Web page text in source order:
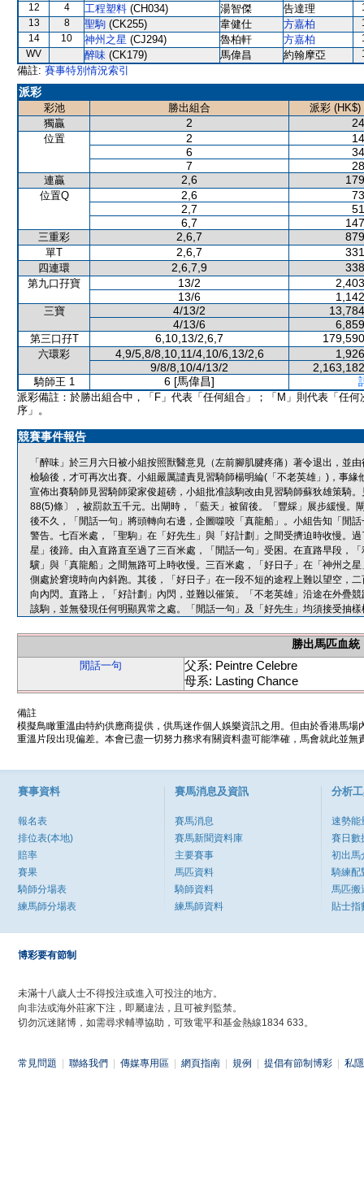
12
4 工程塑料 (CH034) 湯智傑 告達理
13
8 聖駒 (CK255) 韋健仕 方嘉柏
14
10 神州之星 (CJ294) 魯柏軒 方嘉柏
WV
醉味 (CK179) 馬偉昌 約翰摩亞
備註: 賽事特別情況索引
派彩
彩池 勝出組合
派彩 (HK$)
獨贏
2
位置 2
6
7
連贏 2,6
位置Q 2,6
2,7
6,7
三重彩 2,6,7
單T 2,6,7
四連環 2,6,7,9
第九口孖寶 13/2
13/6
三寶 4/13/2
4/13/6
第三口孖T 6,10,13/2,6,7
六環彩 4,9/5,8/8,10,11/4,10/6,13/2,6
9/8/8,10/4/13/2
騎師王 1 6 [馬偉昌]
派彩備註：於勝出組合中，「F」代表「任何組合」；「M」則代表「任何
序」。
競賽事件報告
「醉味」於三月六日被小組按照獸醫意見（左前腳肌腱疼痛）著令退出，並
檢驗後，才可再次出賽。小組嚴厲譴責見習騎師楊明綸(「不老英雄」)，事
宣佈出賽騎師見習騎師梁家俊超磅，小組批准該駒改由見習騎師蘇狄雄策騎
88(5)條〕，被罰款五千元。出閘時，「藍天」被留後。「豐綵」展步緩慢。
後不久，「閒話一句」將頭轉向右邊，企圖噬咬「真龍船」。小組告知「閒
警告。七百米處，「聖駒」在「好先生」與「好計劃」之間受擠迫時收慢。
星」後蹄。由入直路直至過了三百米處，「閒話一句」受困。在直路早段，
驥」與「真龍船」之間無路可上時收慢。三百米處，「好日子」在「神州之
側處於窘境時向內斜跑。其後，「好日子」在一段不短的途程上難以望空，
向內閃。直路上，「好計劃」內閃，並難以催策。「不老英雄」沿途在外疊
該駒，並無發現任何明顯異常之處。「閒話一句」及「好先生」均須接受抽樣
勝出馬匹血統
閒話一句
父系: Peintre Celebre
母系: Lasting Chance
備註
模擬鳥瞰重溫由特約供應商提供，供馬迷作個人娛樂資訊之用。但由於香港馬
重溫片段出現偏差。本會已盡一切努力務求有關資料盡可能準確，馬會就此並
賽事資料
報名表
排位表(本地)
賠率
賽果
騎師分場表
練馬師分場表
賽馬消息及資訊
賽馬消息
賽馬新聞資料庫
主要賽事
馬匹資料
騎師資料
練馬師資料
分析
速勢能
賽日數
初出馬
騎練配
馬匹搬
貼士指
博彩要有節制
未滿十八歲人士不得投注或進入可投注的地方。
向非法或海外莊家下注，即屬違法，且可被判監禁。
切勿沉迷賭博，如需尋求輔導協助，可致電平和基金熱線1834 633。
常見問題 聯絡我們 傳媒專用區 網頁指南 規例 提倡有節制博彩 私